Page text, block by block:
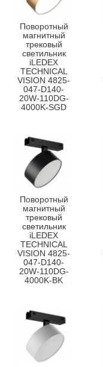
Поворотный
магнитный
трековый
светильник
iLEDEX
TECHNICAL
VISION 4825-
047-D140-
20W-110DG-
4000K-SGD
Поворотный
магнитный
трековый
светильник
iLEDEX
TECHNICAL
VISION 4825-
047-D140-
20W-110DG-
4000K-BK